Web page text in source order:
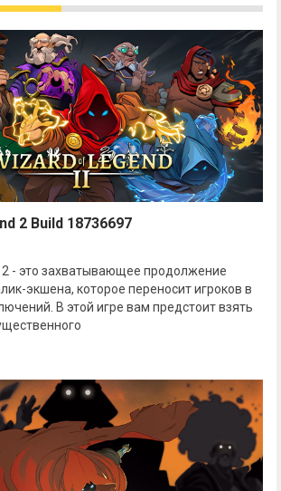
2 Build 18736697
- это захватывающее продолжение
экшена, которое переносит игроков в
В этой игре вам предстоит взять